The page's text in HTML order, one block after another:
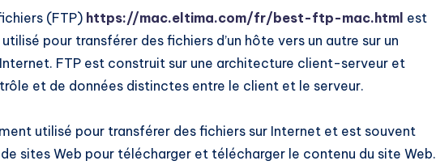
(FTP) https://mac.eltima.com/fr/best-ftp-mac.html est
pour transférer des fichiers d’un hôte vers un autre sur un
FTP est construit sur une architecture client-serveur et
et de données distinctes entre le client et le serveur.
utilisé pour transférer des fichiers sur Internet et est souvent
sites Web pour télécharger et télécharger le contenu du site Web.